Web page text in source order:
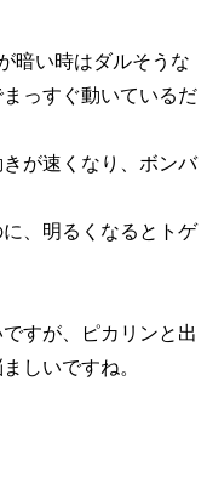
暗い時はダルそうな
っすぐ動いているだ
が速くなり、ボンバ
、明るくなるとトゲ
すが、ピカリンと出
しいですね。